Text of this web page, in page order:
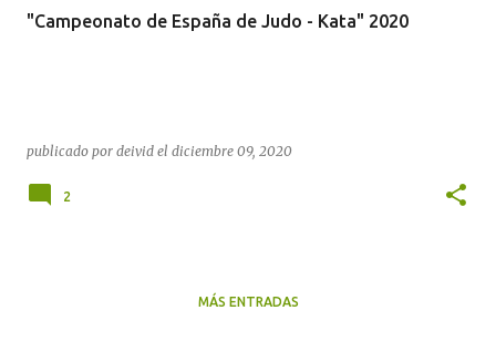
"Campeonato de España de Judo - Kata" 2020
publicado por deivid el diciembre 09, 2020
2
MÁS ENTRADAS